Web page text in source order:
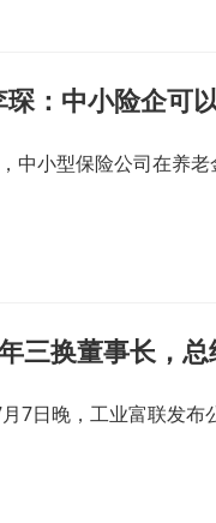
：中小险企可
中小型保险公司在养
三换董事长，
7日晚，工业富联发